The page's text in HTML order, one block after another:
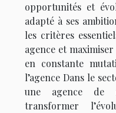
opportunités et
adapté à ses
les critères
agence et
en constante
l’agence Dans le
une agence de
transformer